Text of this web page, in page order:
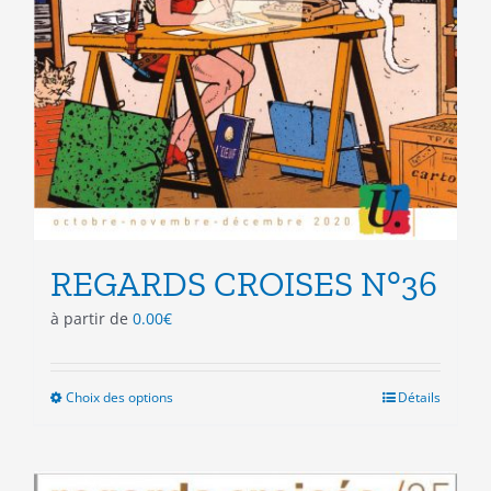
REGARDS CROISES N°36
à partir de 0.00€
Choix des optionsCe
plusieurs
Détails